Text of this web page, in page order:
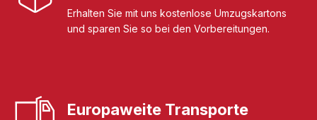
Erhalten Sie mit uns kostenlose Umzugskartons
und sparen Sie so bei den Vorbereitungen.
Europaweite Transporte